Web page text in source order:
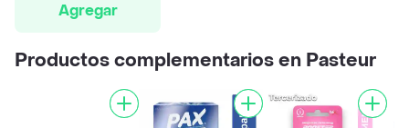
Agregar
Productos complementarios en Pasteur